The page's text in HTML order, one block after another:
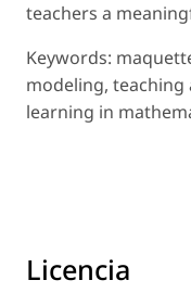
teachers a
Keywords:
modeling, teaching
learning in
Licencia